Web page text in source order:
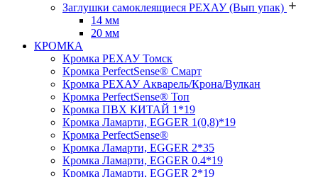
Заглушки самоклеящиеся РЕХАУ (Вып упак)
14 мм
20 мм
КРОМКА
Кромка PЕХАУ Томск
Кромка PerfectSense® Смарт
Кромка PЕХАУ Акварель/Крона/Вулкан
Кромка PerfectSense® Топ
Кромка ПВХ КИТАЙ 1*19
Кромка Ламарти, EGGER 1(0,8)*19
Кромка PerfectSense®
Кромка Ламарти, EGGER 2*35
Кромка Ламарти, EGGER 0.4*19
Кромка Ламарти, EGGER 2*19